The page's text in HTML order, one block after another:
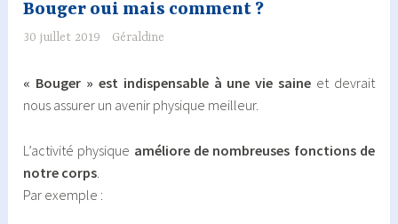
Bouger oui mais comment ?
30 juillet 2019 Géraldine
« Bouger » est indispensable à une vie saine et devrait
nous assurer un avenir physique meilleur.
L’activité physique améliore de nombreuses fonctions de
notre corps
Par exemple :